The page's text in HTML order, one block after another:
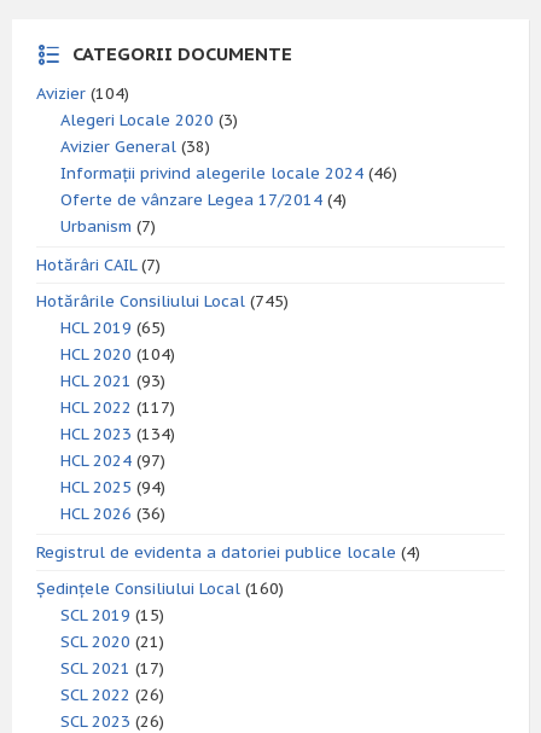
CATEGORII DOCUMENTE
Avizier (104)
Alegeri Locale 2020 (3)
Avizier General (38)
Informații privind alegerile locale 2024 (46)
Oferte de vânzare Legea 17/2014 (4)
Urbanism (7)
Hotărâri CAIL(7)
Hotărârile Consiliului Local (745)
HCL 2019 (65)
HCL 2020 (104)
HCL 2021 (93)
HCL 2022 (117)
HCL 2023 (134)
HCL 2024 (97)
HCL 2025 (94)
HCL 2026 (36)
Registrul de evidenta a datoriei publice locale (4)
Ședințele Consiliului Local (160)
SCL 2019 (15)
SCL 2020 (21)
SCL 2021 (17)
SCL 2022 (26)
SCL 2023 (26)